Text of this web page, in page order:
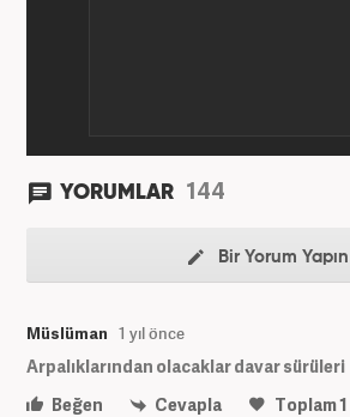
YORUMLAR 144
Bir Yorum Yapın
Müslüman 1 yıl önce
Arpalıklarından olacaklar davar sürüleri
Beğen
Cevapla Toplam1